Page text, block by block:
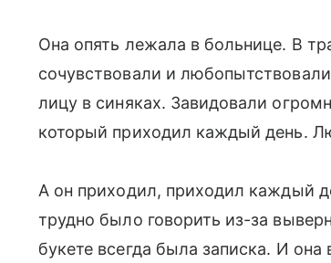
Она опять лежала в больнице. В
сочувствовали и
лицу в синяках. Завидовали
который приходил каждый день.
А он приходил, приходил каждый
трудно было говорить из-за
букете всегда была записка. И она